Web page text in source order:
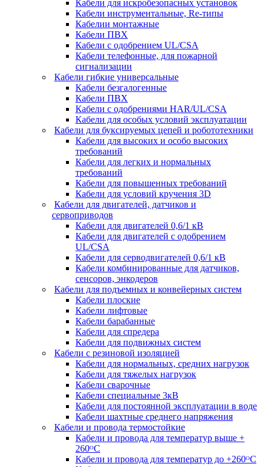
Кабели для искробезопасных установок
Кабели инструментальные, Re-типы
Кабелии монтажные
Кабели ПВХ
Кабели с одобрением UL/CSA
Кабели телефонные, для пожарной
сигнализации
Кабели гибкие универсальные
Кабели безгалогенные
Кабели ПВХ
Кабели с одобрениями HAR/UL/CSA
Кабели для особых условий эксплуатации
Кабели для буксируемых цепей и робототехники
Кабели для высоких и особо высоких
требований
Кабели для легких и нормальных
требований
Кабели для повышенных требований
Кабели для условий кручения 3D
Кабели для двигателей, датчиков и
сервоприводов
Кабели для двигателей 0,6/1 кВ
Кабели для двигателей с одобрением
UL/CSA
Кабели для серводвигателей 0,6/1 кВ
Кабели комбинированные для датчиков,
cенсоров, энкодеров
Кабели для подъемных и конвейерных систем
Кабели плоские
Кабели лифтовые
Кабели барабанные
Кабели для спредера
Кабели для подвижных систем
Кабели с резиновой изоляцией
Кабели для нормальных, средних нагрузок
Кабели для тяжелых нагрузок
Кабели сварочные
Кабели специальные 3кВ
Кабели для постоянной эксплуатации в воде
Кабели шахтные среднего напряжения
Кабели и провода термостойкие
Кабели и провода для температур выше +
260ᴼС
Кабели и провода для температур до +260ᴼС